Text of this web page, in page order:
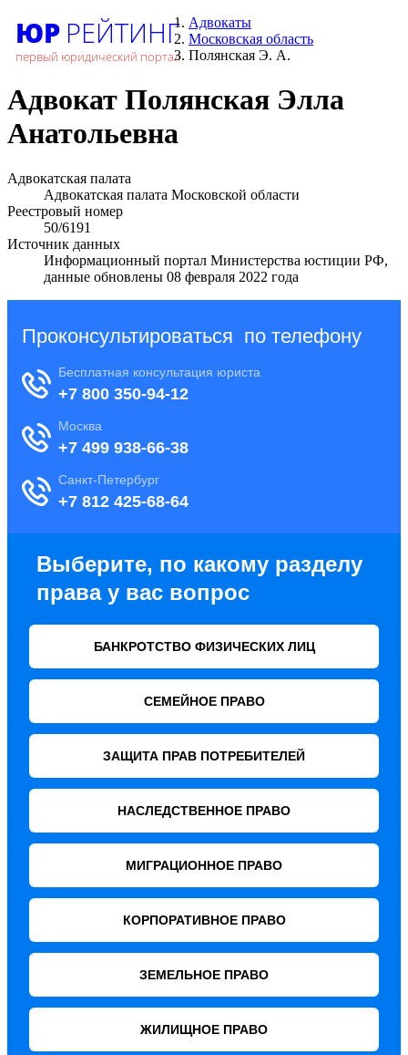
ЮР РЕЙТИНГ
первый юридический портал
Адвокаты
Московская область
Полянская Э. А.
Адвокат Полянская Элла
Анатольевна
Адвокатская палата
Адвокатская палата Московской области
Реестровый номер
50/6191
Источник данных
Информационный портал Министерства юстиции РФ,
данные обновлены 08 февраля 2022 года